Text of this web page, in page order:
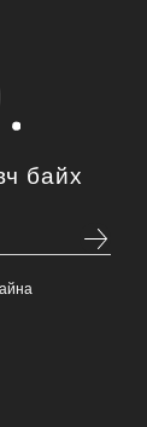
байх